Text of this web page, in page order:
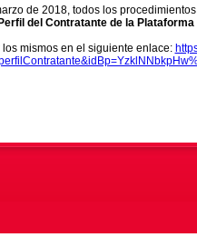
de 2018, todos los
Perfil del Contratante de la
los mismos en el siguiente enlace: